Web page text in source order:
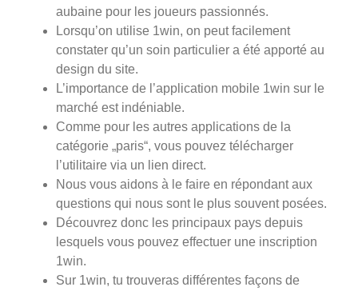
aubaine pour les joueurs passionnés.
Lorsqu’on utilise 1win, on peut facilement
constater qu’un soin particulier a été apporté au
design du site.
L’importance de l’application mobile 1win sur le
marché est indéniable.
Comme pour les autres applications de la
catégorie „paris“, vous pouvez télécharger
l’utilitaire via un lien direct.
Nous vous aidons à le faire en répondant aux
questions qui nous sont le plus souvent posées.
Découvrez donc les principaux pays depuis
lesquels vous pouvez effectuer une inscription
1win.
Sur 1win, tu trouveras différentes façons de